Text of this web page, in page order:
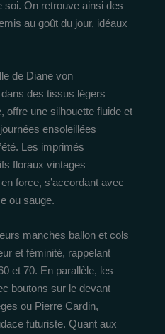
soi. On retrouve ainsi des
au goût du jour, idéaux
de Diane von
des tissus légers
offre une silhouette fluide et
ensoleillées
Les imprimés
floraux vintages
force, s’accordant avec
ou sauge.
manches ballon et cols
et féminité, rappelant
et 70. En parallèle, les
boutons sur le devant
ou Pierre Cardin,
futuriste. Quant aux